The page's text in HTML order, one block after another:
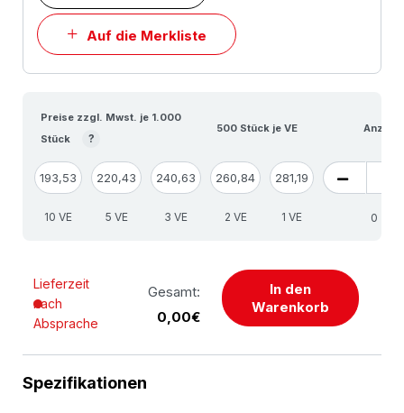
Auf die Merkliste
Preise zzgl. Mwst. je 1.000
Stück
?
500 Stück je VE Anzahl
193,53 220,43 240,63 260,84 281,19
10 VE 5 VE 3 VE 2 VE 1 VE
Lieferzeit
nach
Absprache
Gesamt:
0,00€
In den
Warenkorb
Spezifikationen